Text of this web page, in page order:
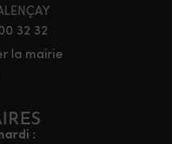
32 32
la mairie
: